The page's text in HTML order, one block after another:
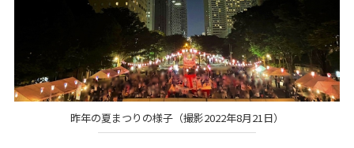
昨年の夏まつりの様子（撮影2022年8月21日）